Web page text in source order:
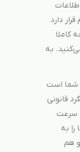
دارد
کاملا
به
شما است
قانونی
سرعت
به
هم